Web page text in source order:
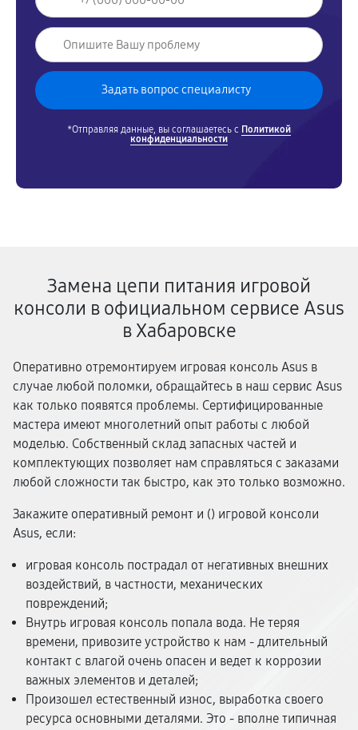
*Отправляя данные, вы соглашаетесь с Политикой
конфиденциальности
Замена цепи питания игровой
консоли в официальном сервисе Asus
в Хабаровске
Оперативно отремонтируем игровая консоль Asus в
случае любой поломки, обращайтесь в наш сервис Asus
как только появятся проблемы. Сертифицированные
мастера имеют многолетний опыт работы с любой
моделью. Собственный склад запасных частей и
комплектующих позволяет нам справляться с заказами
любой сложности так быстро, как это только возможно.
Закажите оперативный ремонт и () игровой консоли
Asus, если:
игровая консоль пострадал от негативных внешних
воздействий, в частности, механических
повреждений;
Внутрь игровая консоль попала вода. Не теряя
времени, привозите устройство к нам - длительный
контакт с влагой очень опасен и ведет к коррозии
важных элементов и деталей;
Произошел естественный износ, выработка своего
ресурса основными деталями. Это - вполне типичная